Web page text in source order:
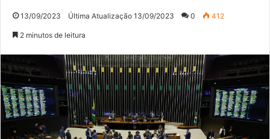
13/09/2023 Última Atualização 13/09/2023 0 412
2 minutos de leitura